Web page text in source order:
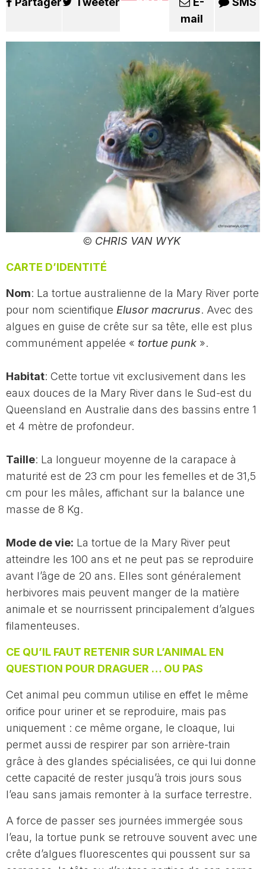
mail
© CHRIS VAN WYK
CARTE D’IDENTITÉ
Nom: La tortue australienne de la Mary River porte
pour nom scientifique Elusor macrurus. Avec des
algues en guise de crête sur sa tête, elle est plus
communément appelée « tortue punk ».
Habitat: Cette tortue vit exclusivement dans les
eaux douces de la Mary River dans le Sud-est du
Queensland en Australie dans des bassins entre 1
et 4 mètre de profondeur.
Taille: La longueur moyenne de la carapace à
maturité est de 23 cm pour les femelles et de 31,5
cm pour les mâles, affichant sur la balance une
masse de 8 Kg.
Mode de vie: La tortue de la Mary River peut
atteindre les 100 ans et ne peut pas se reproduire
avant l’âge de 20 ans. Elles sont généralement
herbivores mais peuvent manger de la matière
animale et se nourrissent principalement d’algues
filamenteuses.
CE QU’IL FAUT RETENIR SUR L’ANIMAL EN
QUESTION POUR DRAGUER … OU PAS
Cet animal peu commun utilise en effet le même
orifice pour uriner et se reproduire, mais pas
uniquement : ce même organe, le cloaque, lui
permet aussi de respirer par son arrière-train
grâce à des glandes spécialisées, ce qui lui donne
cette capacité de rester jusqu’à trois jours sous
l’eau sans jamais remonter à la surface terrestre.
A force de passer ses journées immergée sous
l’eau, la tortue punk se retrouve souvent avec une
crête d’algues fluorescentes qui poussent sur sa